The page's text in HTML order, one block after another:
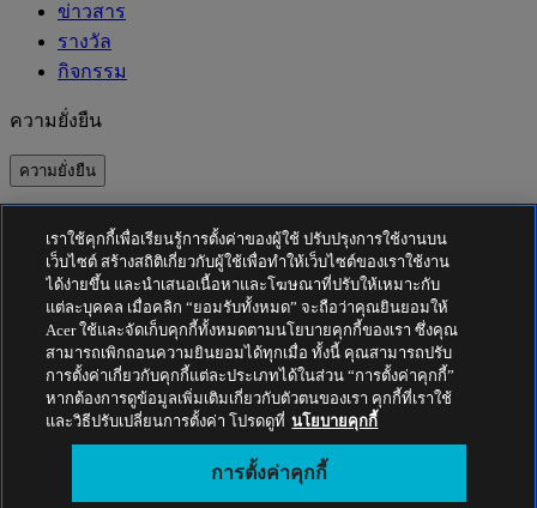
ข่าวสาร
รางวัล
กิจกรรม
ความยั่งยืน
ความยั่งยืน
คาร์บอนฟุตพริ้นท์ของผลิตภัณฑ์
Project Humanity
Earthion
นโยบายความเป็นส่วนตัว
นโยบายเกี่ยวกับคุกกี้
ประกาศเกี่ยวกับกฎหมาย
ข้อมูลด้านกฎหมายเพิ่มเติม
เราใช้คุกกี้เพื่อเรียนรู้การตั้งค่าของผู้ใช้ ปรับปรุงการใช้งานบน
เว็บไซต์ สร้างสถิติเกี่ยวกับผู้ใช้เพื่อทำให้เว็บไซต์ของเราใช้งาน
ได้ง่ายขึ้น และนำเสนอเนื้อหาและโฆษณาที่ปรับให้เหมาะกับ
แต่ละบุคคล เมื่อคลิก “ยอมรับทั้งหมด” จะถือว่าคุณยินยอมให้
Acer ใช้และจัดเก็บคุกกี้ทั้งหมดตามนโยบายคุกกี้ของเรา ซึ่งคุณ
สามารถเพิกถอนความยินยอมได้ทุกเมื่อ ทั้งนี้ คุณสามารถปรับ
การตั้งค่าเกี่ยวกับคุกกี้แต่ละประเภทได้ในส่วน “การตั้งค่าคุกกี้”
หากต้องการดูข้อมูลเพิ่มเติมเกี่ยวกับตัวตนของเรา คุกกี้ที่เราใช้
และวิธีปรับเปลี่ยนการตั้งค่า โปรดดูที่ นโยบายคุกกี้
การตั้งค่าคุกกี้